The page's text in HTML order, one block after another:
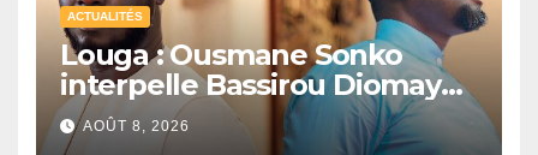
ACTUALITÉS
Louga : Ousmane Sonko
interpelle Bassirou Diomaye
Faye sur la date des élections
locales
AOÛT 8, 2026